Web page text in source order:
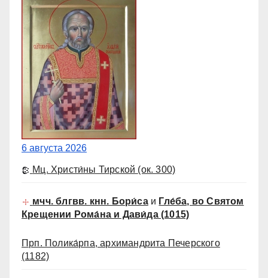
6 августа 2026
Мц. Христи́ны Тирской (ок. 300)
мчч. блгвв. кнн. Бори́саи Гле́ба, во Святом
Крещении Рома́на и Дави́да (1015)
Прп. Полика́рпа, архимандрита Печерского
(1182)